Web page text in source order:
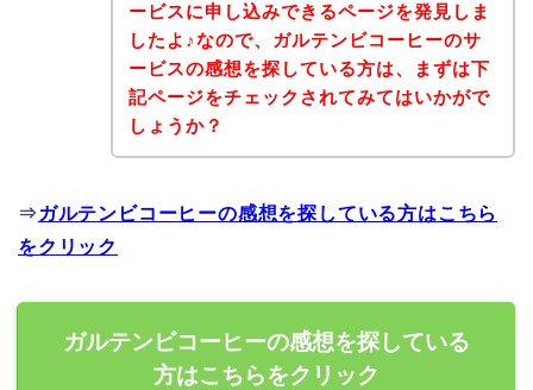
ービスに申し込みできるページを発見しま
したよ♪なので、ガルテンビコーヒーのサ
ービスの感想を探している方は、まずは下
記ページをチェックされてみてはいかがで
しょうか？
⇒ ガルテンビコーヒーの感想を探している方はこちら
をクリック
ガルテンビコーヒーの感想を探している
方はこちらをクリック